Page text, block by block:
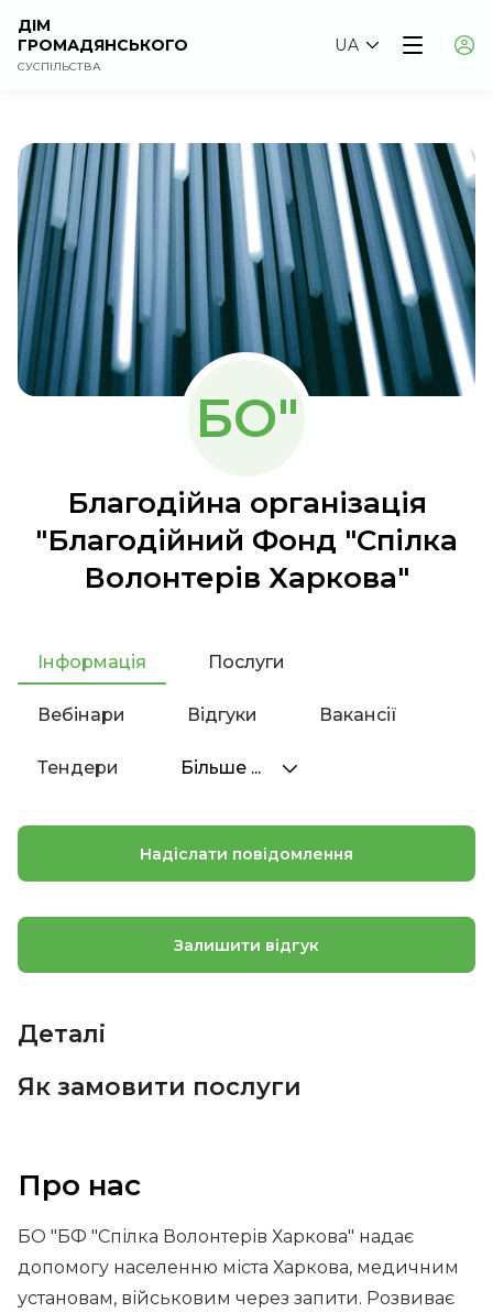
ДІМ
ГРОМАДЯНСЬКОГО
СУСПІЛЬСТВА
UA
БО"
Благодійна організація
"Благодійний Фонд "Спілка
Волонтерів Харкова"
Інформація Послуги
Вебінари Відгуки Вакансії
Тендери Більше ...
Про нас
БО "БФ "Спілка Волонтерів Харкова" надає
допомогу населенню міста Харкова, медичним
установам, військовим через запити. Розвиває
Надіслати повідомлення
Залишити відгук
Деталі
Як замовити послуги